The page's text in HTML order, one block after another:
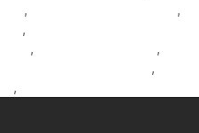
,
,
,
,
,
,
,